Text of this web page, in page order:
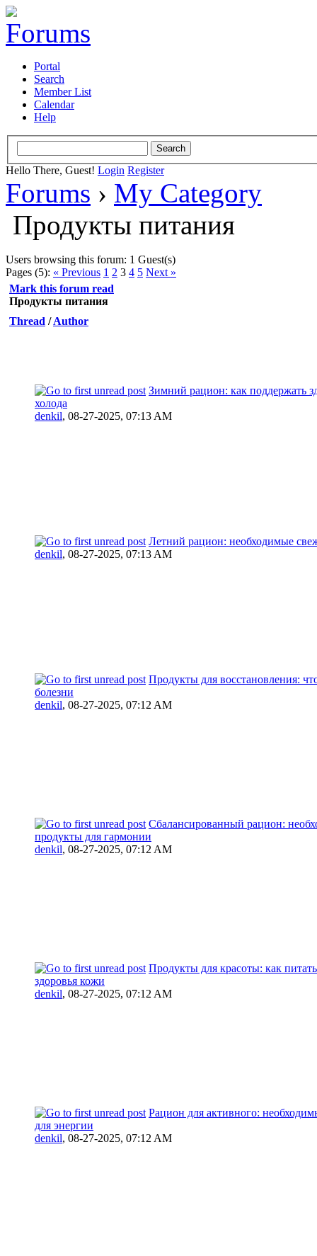
Portal
Search
Member List
Calendar
Help
Hello There, Guest! Login Register
Forums › My Category
Продукты питания
Users browsing this forum: 1 Guest(s)
Pages (5): « Previous 1 2 3 4 5 Next »
Mark this forum read
Продукты питания
Thread /Author
Зимний рацион: как поддержать
холода
denkil, 08-27-2025, 07:13 AM
Летний рацион: необходимые
denkil, 08-27-2025, 07:13 AM
Продукты для восстановления:
болезни
denkil, 08-27-2025, 07:12 AM
Сбалансированный рацион:
продукты для гармонии
denkil, 08-27-2025, 07:12 AM
Продукты для красоты: как
здоровья кожи
denkil, 08-27-2025, 07:12 AM
Рацион для активного:
для энергии
denkil, 08-27-2025, 07:12 AM